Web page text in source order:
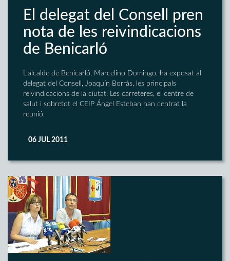
El delegat del Consell pren
nota de les reivindicacions
de Benicarló
L'alcalde de Benicarló, Marcelino Domingo, ha exposat al
delegat del Consell, Joaquín Borrás, les principals
reivindicacions de la ciutat. Les carreteres, el centre de
salut i sobretot el CEIP Ángel Esteban han centrat la
reunió.
06 JUL 2011